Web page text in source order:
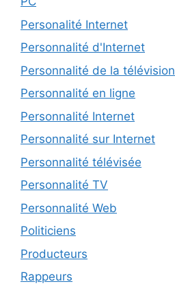
Personalité Internet
Personnalité d'Internet
Personnalité de la télévision
Personnalité en ligne
Personnalité Internet
Personnalité sur Internet
Personnalité télévisée
Personnalité TV
Personnalité Web
Politiciens
Producteurs
Rappeurs